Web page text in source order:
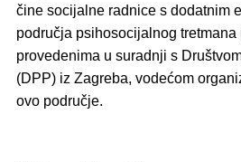
čine socijalne radnice s dodatnim
područja psihosocijalnog tretmana
provedenima u suradnji s
(DPP) iz Zagreba, vodećom
ovo područje.